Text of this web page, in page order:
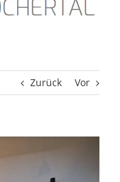
Zurück Vor